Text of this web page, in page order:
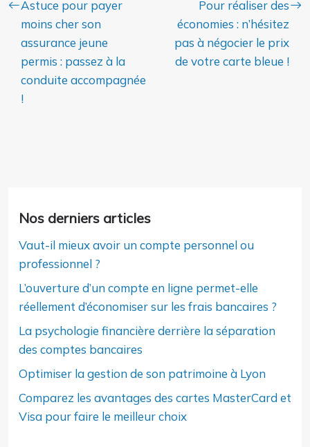
Astuce pour payer
moins cher son
assurance jeune
permis : passez à la
conduite accompagnée
!
Pour réaliser des
économies : n’hésitez
pas à négocier le prix
de votre carte bleue !
Nos derniers articles
Vaut-il mieux avoir un compte personnel ou
professionnel ?
L’ouverture d’un compte en ligne permet-elle
réellement d’économiser sur les frais bancaires ?
La psychologie financière derrière la séparation
des comptes bancaires
Optimiser la gestion de son patrimoine à Lyon
Comparez les avantages des cartes MasterCard et
Visa pour faire le meilleur choix